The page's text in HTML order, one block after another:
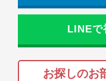
LINEで
お探しのお